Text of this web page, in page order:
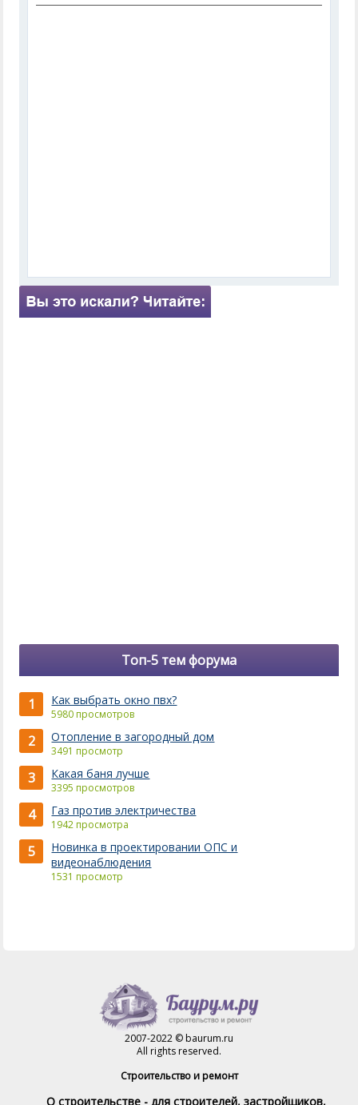
Топ-5 тем форума
1 Как выбрать окно пвх?
5980 просмотров
2 Отопление в загородный дом
3491 просмотр
3 Какая баня лучше
3395 просмотров
4 Газ против электричества
1942 просмотра
5
Новинка в проектировании ОПС и
видеонаблюдения
1531 просмотр
2007-2022 © baurum.ru
All rights reserved.
Строительство и ремонт
О строительстве - для строителей, застройщиков,